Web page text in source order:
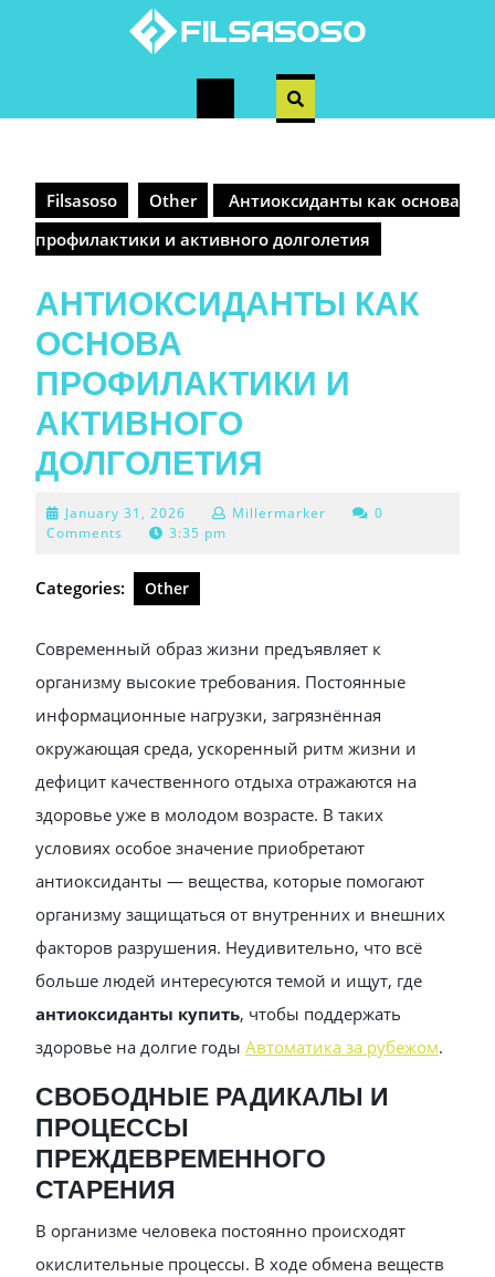
Open
Filsasoso Other
Антиоксиданты как основа
профилактики и активного долголетия
АНТИОКСИДАНТЫ КАК
ОСНОВА
ПРОФИЛАКТИКИ И
АКТИВНОГО
ДОЛГОЛЕТИЯ
January 31, 2026 January
31,
Millermarker
0
Comments
3:35 pm
Categories: Other
Современный образ жизни предъявляет к
организму высокие требования. Постоянные
информационные нагрузки, загрязнённая
окружающая среда, ускоренный ритм жизни и
дефицит качественного отдыха отражаются на
здоровье уже в молодом возрасте. В таких
условиях особое значение приобретают
антиоксиданты — вещества, которые помогают
организму защищаться от внутренних и внешних
факторов разрушения. Неудивительно, что всё
больше людей интересуются темой и ищут, где
антиоксиданты купить, чтобы поддержать
здоровье на долгие годы Автоматика за рубежом.
СВОБОДНЫЕ РАДИКАЛЫ И
ПРОЦЕССЫ
ПРЕЖДЕВРЕМЕННОГО
СТАРЕНИЯ
В организме человека постоянно происходят
окислительные процессы. В ходе обмена веществ